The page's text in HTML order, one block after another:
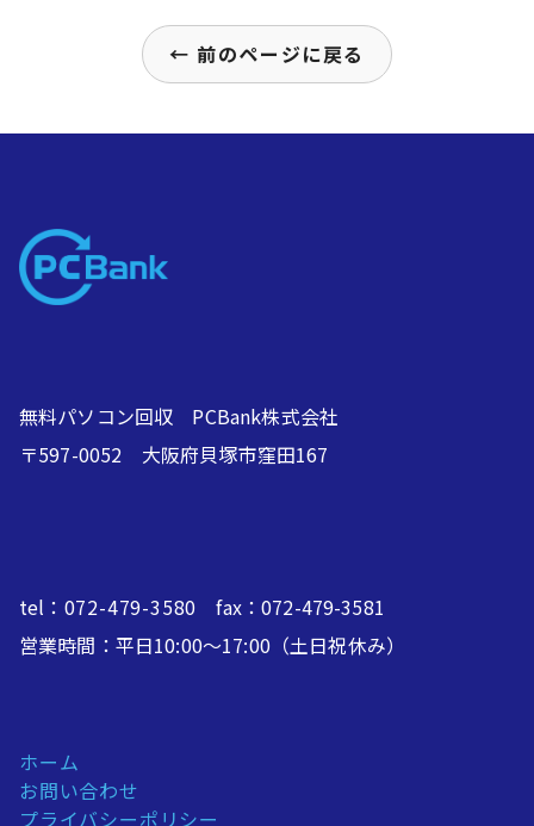
← 前のページに戻る
無料パソコン回収 PCBank株式会社
〒597-0052 大阪府貝塚市窪田167
tel： 072-479-3580 fax：072-479-3581
営業時間：平日10:00～17:00（土日祝休み）
ホーム
お問い合わせ
プライバシーポリシー